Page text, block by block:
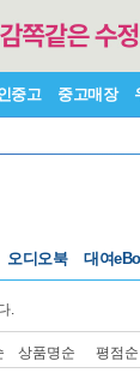
중고 중고매장
오디오북 대여
.
상품명순 평점순